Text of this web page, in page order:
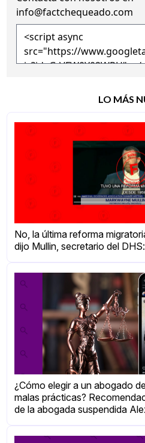
info@factchequeado.com
LO MÁS
No, la última reforma
dijo Mullin, secretario del
¿Cómo elegir a un abogado
malas prácticas?
de la abogada suspendida